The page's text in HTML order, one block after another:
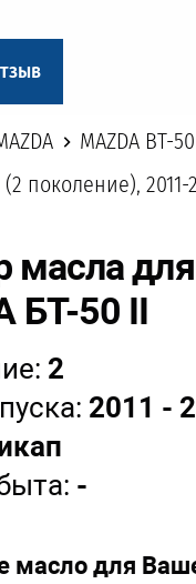
MAZDA BT-50
(2 поколение), 2011-
масла для
50 II
2
2011 -
-
масло для